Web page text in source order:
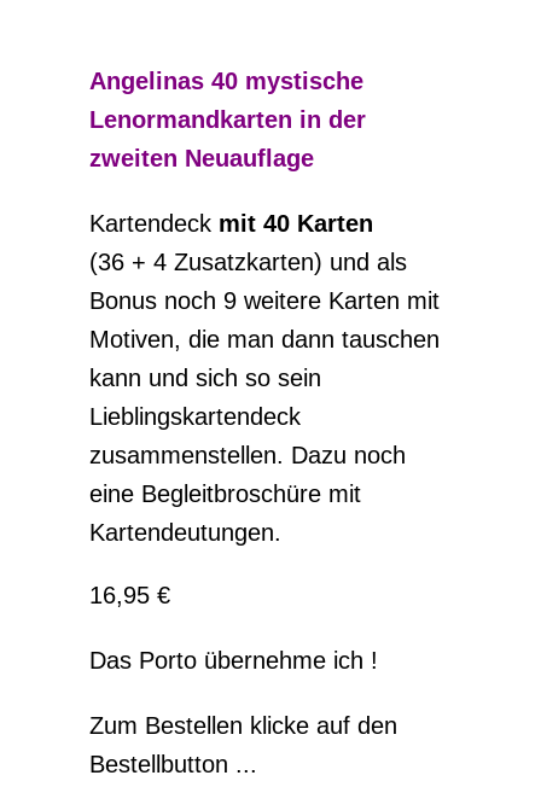
Angelinas 40 mystische
Lenormandkarten in der
zweiten Neuauflage
Kartendeck mit 40 Karten
(36 + 4 Zusatzkarten) und als
Bonus noch 9 weitere Karten mit
Motiven, die man dann tauschen
kann und sich so sein
Lieblingskartendeck
zusammenstellen. Dazu noch
eine Begleitbroschüre mit
Kartendeutungen.
16,95 €
Das Porto übernehme ich !
Zum Bestellen klicke auf den
Bestellbutton ...